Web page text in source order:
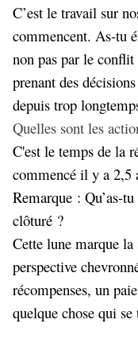
C’est le travail sur
commencent. As-tu
non pas par le
prenant des
depuis trop
Quelles sont les
C'est le temps de la
commencé il y a 2,5
Remarque : Qu’as-
clôturé ?
Cette lune marque la
perspective
récompenses, un
quelque chose qui